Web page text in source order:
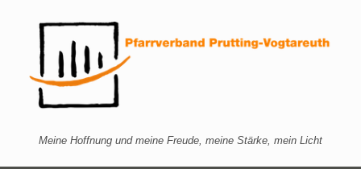
Meine Hoffnung und meine Freude, meine Stärke, mein Licht